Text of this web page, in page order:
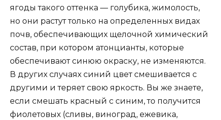
ягоды такого оттенка — голубика, жимолость,
но они растут только на определенных видах
почв, обеспечивающих щелочной химический
состав, при котором атонцианты, которые
обеспечивают синюю окраску, не изменяются.
В других случаях синий цвет смешивается с
другими и теряет свою яркость. Вы же знаете,
если смешать красный с синим, то получится
фиолетовых (сливы, виноград, ежевика,